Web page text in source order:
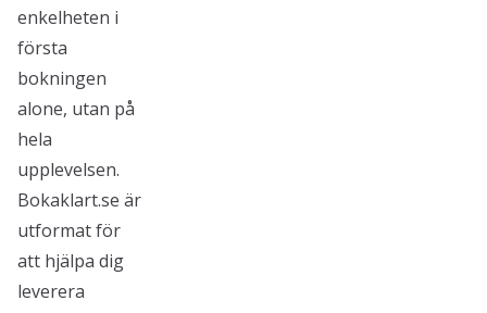
enkelheten i
första
bokningen
alone, utan på
hela
upplevelsen.
Bokaklart.se är
utformat för
att hjälpa dig
leverera